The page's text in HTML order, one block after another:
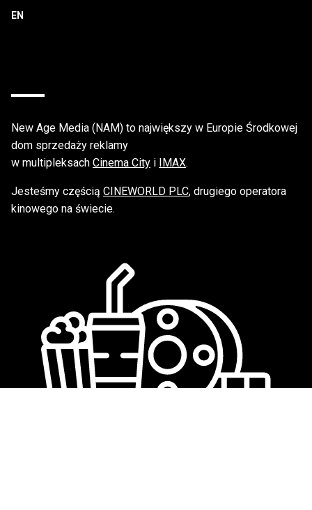
New Age Media (NAM) to największy w Europie Środkowej
dom sprzedaży reklamy
w multipleksach Cinema City i IMAX.
Jesteśmy częścią CINEWORLD PLC, drugiego operatora
kinowego na świecie.